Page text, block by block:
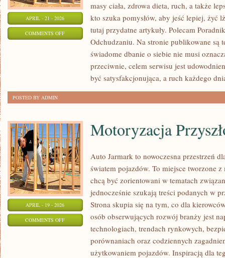
APRIL - 21 - 2026
COMMENTS OFFON
masy ciała, zdrowa dieta, ruch, a także
kto szuka pomysłów, aby jeść lepiej, żyć
tutaj przydatne artykuły. Polecam
Odchudzaniu. Na stronie publikowane są
świadome dbanie o siebie nie musi
przeciwnie, celem serwisu jest
być satysfakcjonująca, a ruch każdego
POSTED BY ADMIN
APRIL - 19 - 2026
COMMENTS OFFON
MOTORYZACJA
PRZYSZŁOŚCI
Motoryzacja
Auto Jarmark to nowoczesna przestrzeń
światem pojazdów. To miejsce tworzone
chcą być zorientowani w tematach
jednocześnie szukają treści podanych w
Strona skupia się na tym, co dla
osób obserwujących rozwój branży jest
technologiach, trendach rynkowych,
porównaniach oraz codziennych
użytkowaniem pojazdów. Inspiracją dla